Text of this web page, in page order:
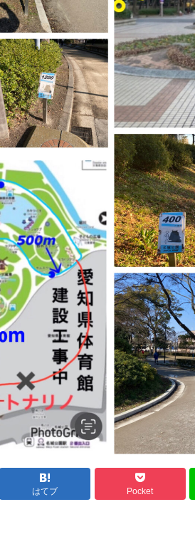
はてブ Pocket